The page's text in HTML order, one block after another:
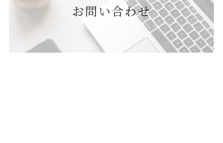
お問い合わせ